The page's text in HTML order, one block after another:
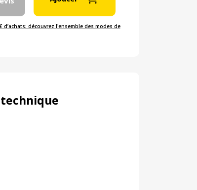
d’achats; découvrez l'ensemble des modes de